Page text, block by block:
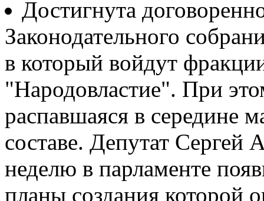
Достигнута
Законодательного
в который войдут
"Народовластие". При
распавшаяся в середине
составе. Депутат Сергей
неделю в парламенте
планы создания которой